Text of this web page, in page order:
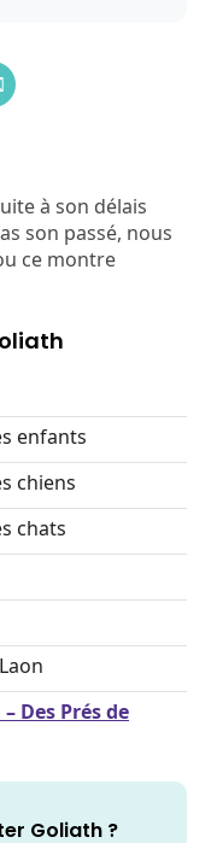
à son délais
son passé, nous
ce montre
enfants
chiens
chats
Des Prés de
Goliath ?